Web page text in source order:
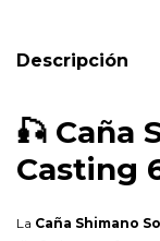
Descripción
🎣 Caña
Casting
La Caña Shimano